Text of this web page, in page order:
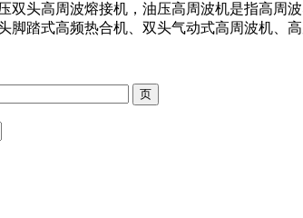
双头高周波熔接机，油压高周波机是指高周
脚踏式高频热合机、双头气动式高周波机、